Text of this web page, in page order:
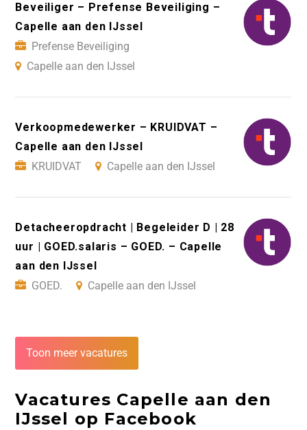
Beveiliger – Prefense Beveiliging –
Capelle aan den IJssel
Prefense Beveiliging
Capelle aan den IJssel
Verkoopmedewerker – KRUIDVAT –
Capelle aan den IJssel
KRUIDVAT
Capelle aan den IJssel
Detacheeropdracht | Begeleider D | 28
uur | GOED.salaris – GOED. – Capelle
aan den IJssel
GOED.
Capelle aan den IJssel
Toon meer vacatures
Vacatures Capelle aan den
IJssel op Facebook